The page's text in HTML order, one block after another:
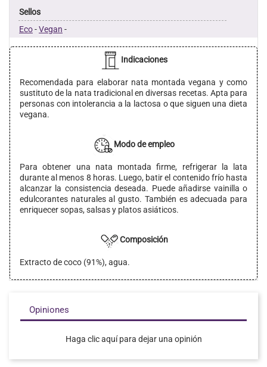
Sellos
Eco-Vegan -
Indicaciones
Recomendada para elaborar nata montada vegana y como
sustituto de la nata tradicional en diversas recetas. Apta para
personas con intolerancia a la lactosa o que siguen una dieta
vegana.
Modo de empleo
Para obtener una nata montada firme, refrigerar la lata
durante al menos 8 horas. Luego, batir el contenido frío hasta
alcanzar la consistencia deseada. Puede añadirse vainilla o
edulcorantes naturales al gusto. También es adecuada para
enriquecer sopas, salsas y platos asiáticos.
Composición
Extracto de coco (91%), agua.
Opiniones
Haga clic aquí para dejar una opinión